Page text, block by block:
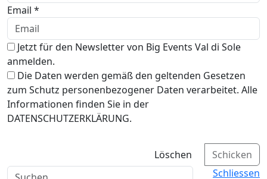
Email *
Jetzt für den Newsletter von Big Events Val di Sole
anmelden.
Die Daten werden gemäß den geltenden Gesetzen
zum Schutz personenbezogener Daten verarbeitet. Alle
Informationen finden Sie in der
DATENSCHUTZERKLÄRUNG.
Löschen
Schicken
Schliessen